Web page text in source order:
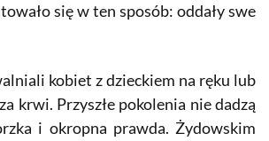
się w ten sposób: oddały swe
kobiet z dzieckiem na ręku lub
krwi. Przyszłe pokolenia nie dadzą
i okropna prawda. Żydowskim